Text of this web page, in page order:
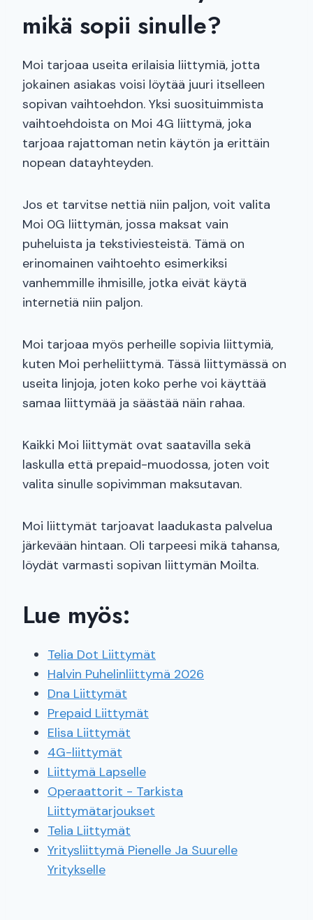
mikä sopii sinulle?
Moi tarjoaa useita erilaisia liittymiä, jotta
jokainen asiakas voisi löytää juuri itselleen
sopivan vaihtoehdon. Yksi suosituimmista
vaihtoehdoista on Moi 4G liittymä, joka
tarjoaa rajattoman netin käytön ja erittäin
nopean datayhteyden.
Jos et tarvitse nettiä niin paljon, voit valita
Moi 0G liittymän, jossa maksat vain
puheluista ja tekstiviesteistä. Tämä on
erinomainen vaihtoehto esimerkiksi
vanhemmille ihmisille, jotka eivät käytä
internetiä niin paljon.
Moi tarjoaa myös perheille sopivia liittymiä,
kuten Moi perheliittymä. Tässä liittymässä on
useita linjoja, joten koko perhe voi käyttää
samaa liittymää ja säästää näin rahaa.
Kaikki Moi liittymät ovat saatavilla sekä
laskulla että prepaid-muodossa, joten voit
valita sinulle sopivimman maksutavan.
Moi liittymät tarjoavat laadukasta palvelua
järkevään hintaan. Oli tarpeesi mikä tahansa,
löydät varmasti sopivan liittymän Moilta.
Lue myös:
Telia Dot Liittymät
Halvin Puhelinliittymä 2026
Dna Liittymät
Prepaid Liittymät
Elisa Liittymät
4G-liittymät
Liittymä Lapselle
Operaattorit - Tarkista
Liittymätarjoukset
Telia Liittymät
Yritysliittymä Pienelle Ja Suurelle
Yritykselle